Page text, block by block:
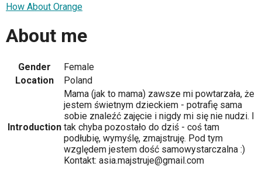
How About Orange
About me
Gender
Female
Location
Poland
Introduction
Mama (jak to mama) zawsze mi powtarzała, że
jestem świetnym dzieckiem - potrafię sama
sobie znaleźć zajęcie i nigdy mi się nie nudzi. I
tak chyba pozostało do dziś - coś tam
podłubię, wymyślę, zmajstruję. Pod tym
względem jestem dość samowystarczalna :)
Kontakt: asia.majstruje@gmail.com